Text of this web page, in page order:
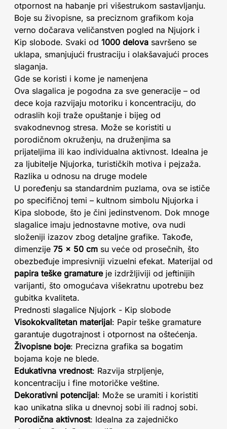
otpornost na habanje pri višestrukom sastavljanju.
Boje su živopisne, sa preciznom grafikom koja
verno dočarava veličanstven pogled na Njujork i
Kip slobode. Svaki od 1000 delova savršeno se
uklapa, smanjujući frustraciju i olakšavajući proces
slaganja.
Gde se koristi i kome je namenjena
Ova slagalica je pogodna za sve generacije – od
dece koja razvijaju motoriku i koncentraciju, do
odraslih koji traže opuštanje i bijeg od
svakodnevnog stresa. Može se koristiti u
porodičnom okruženju, na druženjima sa
prijateljima ili kao individualna aktivnost. Idealna je
za ljubitelje Njujorka, turističkih motiva i pejzaža.
Razlika u odnosu na druge modele
U poređenju sa standardnim puzlama, ova se ističe
po specifičnoj temi – kultnom simbolu Njujorka i
Kipa slobode, što je čini jedinstvenom. Dok mnoge
slagalice imaju jednostavne motive, ova nudi
složeniji izazov zbog detaljne grafike. Takođe,
dimenzije 75 x 50 cm su veće od prosečnih, što
obezbeđuje impresivniji vizuelni efekat. Materijal od
papira teške gramatureje izdržljiviji od jeftinijih
varijanti, što omogućava višekratnu upotrebu bez
gubitka kvaliteta.
Prednosti slagalice Njujork - Kip slobode
Visokokvalitetan materijal: Papir teške gramature
garantuje dugotrajnost i otpornost na oštećenja.
Živopisne boje: Precizna grafika sa bogatim
bojama koje ne blede.
Edukativna vrednost: Razvija strpljenje,
koncentraciju i fine motoričke veštine.
Dekorativni potencijal: Može se uramiti i koristiti
kao unikatna slika u dnevnoj sobi ili radnoj sobi.
Porodična aktivnost: Idealna za zajedničko